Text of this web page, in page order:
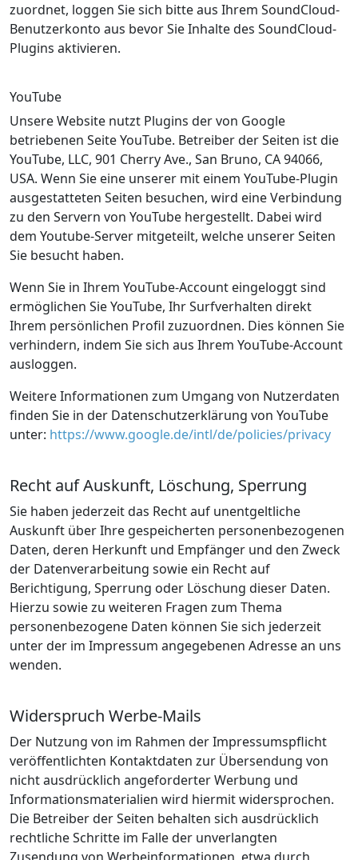
zuordnet, loggen Sie sich bitte aus Ihrem SoundCloud-
Benutzerkonto aus bevor Sie Inhalte des SoundCloud-
Plugins aktivieren.
YouTube
Unsere Website nutzt Plugins der von Google
betriebenen Seite YouTube. Betreiber der Seiten ist die
YouTube, LLC, 901 Cherry Ave., San Bruno, CA 94066,
USA. Wenn Sie eine unserer mit einem YouTube-Plugin
ausgestatteten Seiten besuchen, wird eine Verbindung
zu den Servern von YouTube hergestellt. Dabei wird
dem Youtube-Server mitgeteilt, welche unserer Seiten
Sie besucht haben.
Wenn Sie in Ihrem YouTube-Account eingeloggt sind
ermöglichen Sie YouTube, Ihr Surfverhalten direkt
Ihrem persönlichen Profil zuzuordnen. Dies können Sie
verhindern, indem Sie sich aus Ihrem YouTube-Account
ausloggen.
Weitere Informationen zum Umgang von Nutzerdaten
finden Sie in der Datenschutzerklärung von YouTube
unter: https://www.google.de/intl/de/policies/privacy
Recht auf Auskunft, Löschung, Sperrung
Sie haben jederzeit das Recht auf unentgeltliche
Auskunft über Ihre gespeicherten personenbezogenen
Daten, deren Herkunft und Empfänger und den Zweck
der Datenverarbeitung sowie ein Recht auf
Berichtigung, Sperrung oder Löschung dieser Daten.
Hierzu sowie zu weiteren Fragen zum Thema
personenbezogene Daten können Sie sich jederzeit
unter der im Impressum angegebenen Adresse an uns
wenden.
Widerspruch Werbe-Mails
Der Nutzung von im Rahmen der Impressumspflicht
veröffentlichten Kontaktdaten zur Übersendung von
nicht ausdrücklich angeforderter Werbung und
Informationsmaterialien wird hiermit widersprochen.
Die Betreiber der Seiten behalten sich ausdrücklich
rechtliche Schritte im Falle der unverlangten